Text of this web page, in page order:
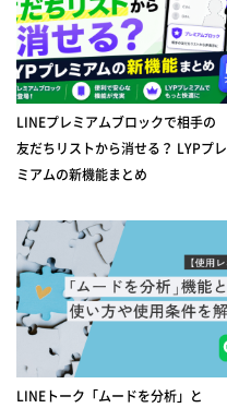
LINEプレミアムブロックで相手の
友だちリストから消せる？ LYPプレ
ミアムの新機能まとめ
LINEトーク「ムードを分析」と